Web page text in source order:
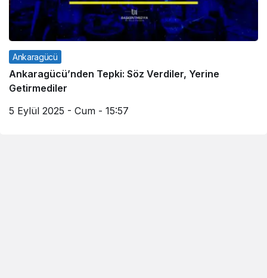
Ankaragücü
Ankaragücü’nden Tepki: Söz Verdiler, Yerine
Getirmediler
5 Eylül 2025 - Cum - 15:57